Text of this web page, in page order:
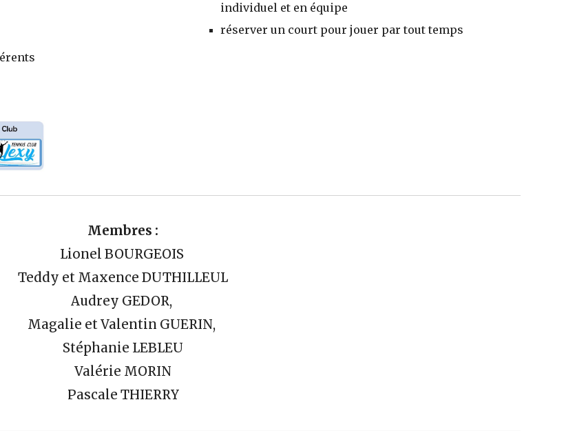
individuel et en équipe
réserver un court pour jouer par tout temps
Membres :
Lionel BOURGEOIS
Teddy et Maxence DUTHILLEUL
Audrey GEDOR,
Magalie et Valentin GUERIN,
Stéphanie LEBLEU
Valérie MORIN
Pascale THIERRY